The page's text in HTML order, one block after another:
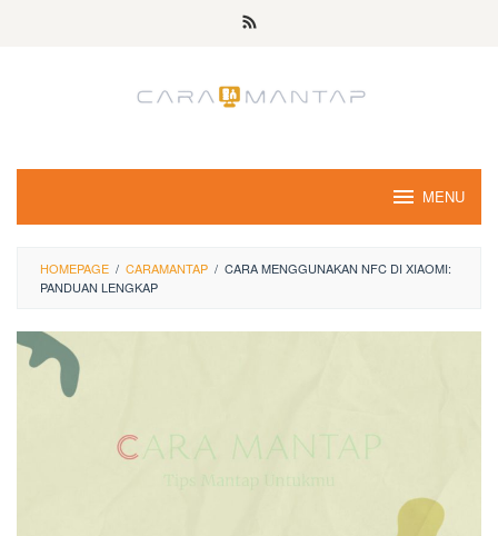
MENU
HOMEPAGE / CARAMANTAP / CARA MENGGUNAKAN NFC DI XIAOMI:
PANDUAN LENGKAP